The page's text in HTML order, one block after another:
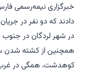
خبرگزاری نیمه‌رسمی
دادند که دو نفر در
در شهر لردگان در جنوب
همچنین از کشته شدن
کوهدشت، همگی در غرب